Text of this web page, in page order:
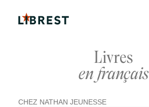
Livres
en français
CHEZ NATHAN JEUNESSE